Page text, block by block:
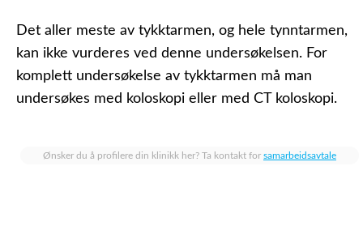
Det aller meste av tykktarmen, og hele tynntarmen,
kan ikke vurderes ved denne undersøkelsen. For
komplett undersøkelse av tykktarmen må man
undersøkes med koloskopi eller med CT koloskopi.
Ønsker du å profilere din klinikk her? Ta kontakt for samarbeidsavtale